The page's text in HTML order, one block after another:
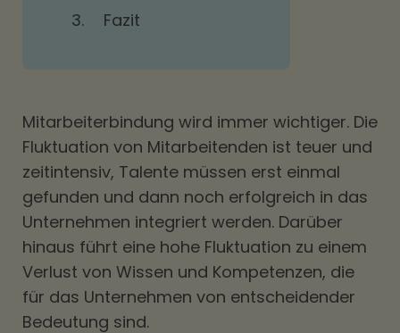
3.
Fazit
Mitarbeiterbindung wird immer wichtiger. Die
Fluktuation von Mitarbeitenden ist teuer und
zeitintensiv, Talente müssen erst einmal
gefunden und dann noch erfolgreich in das
Unternehmen integriert werden. Darüber
hinaus führt eine hohe Fluktuation zu einem
Verlust von Wissen und Kompetenzen, die
für das Unternehmen von entscheidender
Bedeutung sind.